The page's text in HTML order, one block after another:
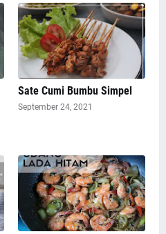
Sate Cumi Bumbu Simpel
September 24, 2021